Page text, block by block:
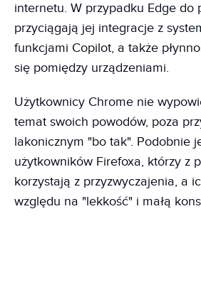
internetu. W przypadku Edge do
przyciągają jej integracje z
funkcjami Copilot, a także
się pomiędzy urządzeniami.
Użytkownicy Chrome nie
temat swoich powodów, poza
lakonicznym "bo tak". Podobnie
użytkowników Firefoxa, którzy z
korzystają z przyzwyczajenia, a
względu na "lekkość" i małą